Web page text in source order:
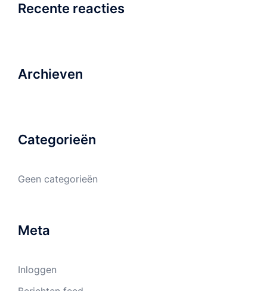
Recente reacties
Archieven
Categorieën
Geen categorieën
Meta
Inloggen